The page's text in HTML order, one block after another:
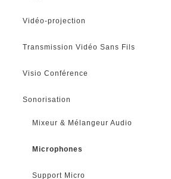
Vidéo-projection
Transmission Vidéo Sans Fils
Visio Conférence
Sonorisation
Mixeur & Mélangeur Audio
Microphones
Support Micro